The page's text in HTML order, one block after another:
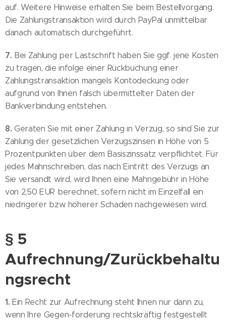
auf. Weitere Hinweise erhalten Sie beim Bestellvorgang.
Die Zahlungstransaktion wird durch PayPal unmittelbar
danach automatisch durchgeführt.
7. Bei Zahlung per Lastschrift haben Sie ggf. jene Kosten
zu tragen, die infolge einer Rückbuchung einer
Zahlungstransaktion mangels Kontodeckung oder
aufgrund von Ihnen falsch übermittelter Daten der
Bankverbindung entstehen.
8. Geraten Sie mit einer Zahlung in Verzug, so sind Sie zur
Zahlung der gesetzlichen Verzugszinsen in Höhe von 5
Prozentpunkten über dem Basiszinssatz verpflichtet. Für
jedes Mahnschreiben, das nach Eintritt des Verzugs an
Sie versandt wird, wird Ihnen eine Mahngebühr in Höhe
von 2,50 EUR berechnet, sofern nicht im Einzelfall ein
niedrigerer bzw. höherer Schaden nachgewiesen wird.
§ 5
Aufrechnung/Zurückbehaltu
ngsrecht
1. Ein Recht zur Aufrechnung steht Ihnen nur dann zu,
wenn Ihre Gegen-forderung rechtskräftig festgestellt